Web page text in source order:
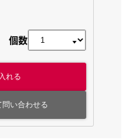
個数
れる
問い合わせる